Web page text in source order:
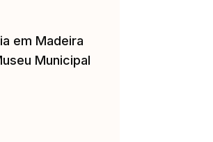
em Madeira
Municipal